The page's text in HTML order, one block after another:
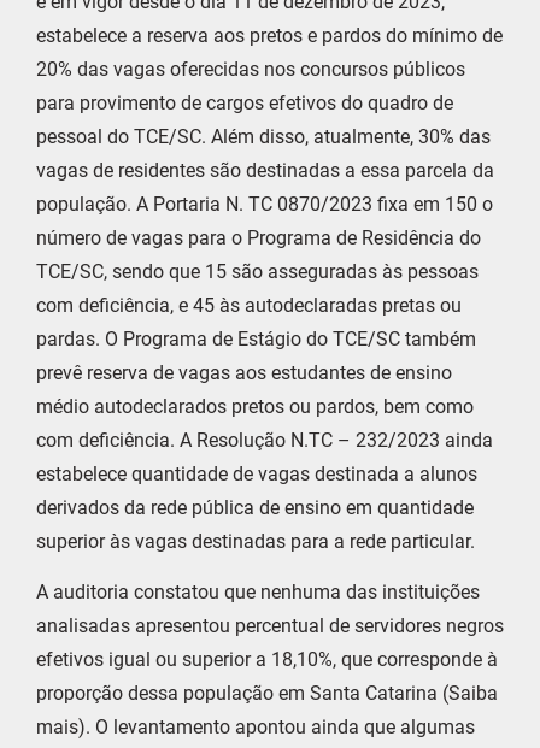
estabelece a reserva aos pretos e pardos do mínimo de
20% das vagas oferecidas nos concursos públicos
para provimento de cargos efetivos do quadro de
pessoal do TCE/SC. Além disso, atualmente, 30% das
vagas de residentes são destinadas a essa parcela da
população. A Portaria N. TC 0870/2023 fixa em 150 o
número de vagas para o Programa de Residência do
TCE/SC, sendo que 15 são asseguradas às pessoas
com deficiência, e 45 às autodeclaradas pretas ou
pardas. O Programa de Estágio do TCE/SC também
prevê reserva de vagas aos estudantes de ensino
médio autodeclarados pretos ou pardos, bem como
com deficiência. A Resolução N.TC – 232/2023 ainda
estabelece quantidade de vagas destinada a alunos
derivados da rede pública de ensino em quantidade
superior às vagas destinadas para a rede particular.
A auditoria constatou que nenhuma das instituições
analisadas apresentou percentual de servidores negros
efetivos igual ou superior a 18,10%, que corresponde à
proporção dessa população em Santa Catarina (Saiba
mais). O levantamento apontou ainda que algumas